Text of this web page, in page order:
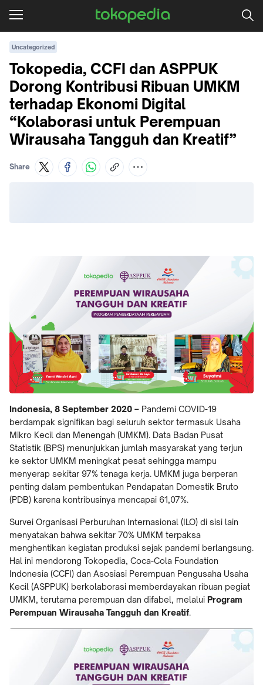
Uncategorized
Tokopedia, CCFI dan ASPPUK
Dorong Kontribusi Ribuan UMKM
terhadap Ekonomi Digital
“Kolaborasi untuk Perempuan
Wirausaha Tangguh dan Kreatif”
Share
Indonesia, 8 September 2020 – Pandemi COVID-19
berdampak signifikan bagi seluruh sektor termasuk Usaha
Mikro Kecil dan Menengah (UMKM). Data Badan Pusat
Statistik (BPS) menunjukkan jumlah masyarakat yang terjun
ke sektor UMKM meningkat pesat sehingga mampu
menyerap sekitar 97% tenaga kerja. UMKM juga berperan
penting dalam pembentukan Pendapatan Domestik Bruto
(PDB) karena kontribusinya mencapai 61,07%.
Survei Organisasi Perburuhan Internasional (ILO) di sisi lain
menyatakan bahwa sekitar 70% UMKM terpaksa
menghentikan kegiatan produksi sejak pandemi berlangsung.
Hal ini mendorong Tokopedia, Coca-Cola Foundation
Indonesia (CCFI) dan Asosiasi Perempuan Pengusaha Usaha
Kecil (ASPPUK) berkolaborasi memberdayakan ribuan pegiat
UMKM, terutama perempuan dan difabel, melalui Program
Perempuan Wirausaha Tangguh dan Kreatif.